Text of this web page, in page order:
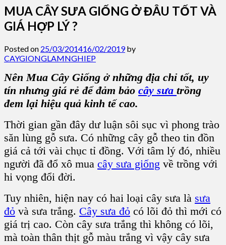
MUA CÂY SƯA GIỐNG Ở ĐÂU TỐT VÀ
GIÁ HỢP LÝ ?
Posted on 25/03/201416/02/2019by
CAYGIONGLAMNGHIEP
Nên Mua Cây Giống ở những địa chỉ tốt, uy
tín nhưng giá rẻ để đảm bảo cây sưa trồng
đem lại hiệu quả kinh tế cao.
Thời gian gần đây dư luận sôi sục vì phong trào
săn lùng gỗ sưa. Có những cây gỗ theo tin đồn
giá cả tới vài chục tỉ đồng. Với tâm lý đó, nhiều
người đã đổ xô mua cây sưa giống về trồng với
hi vọng đổi đời.
Tuy nhiên, hiện nay có hai loại cây sưa là sưa
đỏ và sưa trắng. Cây sưa đỏ có lõi đỏ thì mới có
giá trị cao. Còn cây sưa trắng thì không có lõi,
mà toàn thân thịt gỗ màu trắng vì vậy cây sưa